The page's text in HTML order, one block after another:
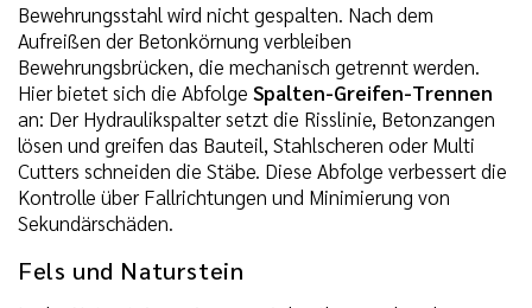
Bewehrungsstahl wird nicht gespalten. Nach dem
Aufreißen der Betonkörnung verbleiben
Bewehrungsbrücken, die mechanisch getrennt werden.
Hier bietet sich die Abfolge Spalten-Greifen-Trennen
an: Der Hydraulikspalter setzt die Risslinie, Betonzangen
lösen und greifen das Bauteil, Stahlscheren oder Multi
Cutters schneiden die Stäbe. Diese Abfolge verbessert die
Kontrolle über Fallrichtungen und Minimierung von
Sekundärschäden.
Fels und Naturstein